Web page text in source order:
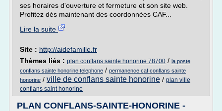
ses horaires d'ouverture et fermeture et son site web.
Profitez dès maintenant des coordonnées CAF...
Lire la suite
Site : http://aidefamille.fr
Thèmes liés : plan conflans sainte honorine 78700 / la poste
conflans sainte honorine telephone / permanence caf conflans sainte
honorine / ville de conflans sainte honorine / plan ville
conflans saint honorine
PLAN CONFLANS-SAINTE-HONORINE -